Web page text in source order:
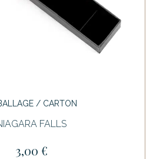
/ CARTON
FALLS
3,00 €